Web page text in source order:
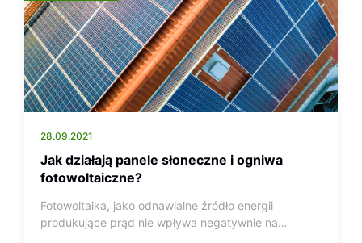
28.09.2021
Jak działają panele słoneczne i ogniwa
fotowoltaiczne?
Fotowoltaika, jako odnawialne źródło energii
produkujące prąd nie wpływa negatywnie na…